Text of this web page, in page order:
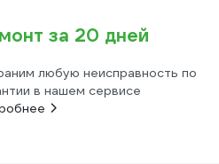
за 20 дней
любую неисправность по
в нашем сервисе